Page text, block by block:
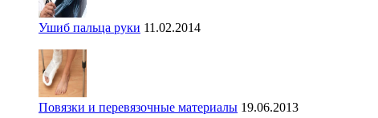
Ушиб пальца руки 11.02.2014
Повязки и перевязочные материалы 19.06.2013